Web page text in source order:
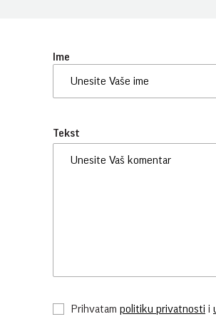
Ime
Tekst
Prihvatam politiku privatnosti i